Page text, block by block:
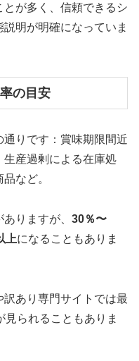
が多く、信頼できるシ
明が明確になっていま
の目安
りです：賞味期限間近
産過剰による在庫処
など。
りますが、 30％〜
上になることもありま
あり専門サイトでは最
られることもありま